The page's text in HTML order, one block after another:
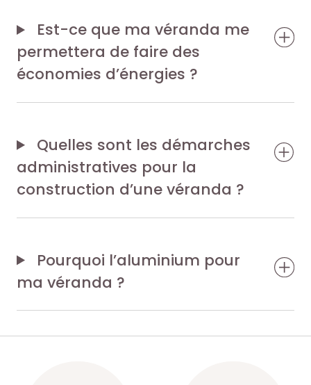
Est-ce que ma véranda me
permettera de faire des
économies d’énergies ?
Quelles sont les démarches
administratives pour la
construction d’une véranda ?
Pourquoi l’aluminium pour
ma véranda ?